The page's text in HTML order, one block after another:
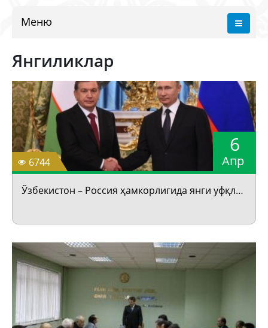
Меню
Янгиликлар
6744
6
Апр
Ўзбекистон – Россия ҳамкорлигида янги уфқлар очган тарихий ташриф